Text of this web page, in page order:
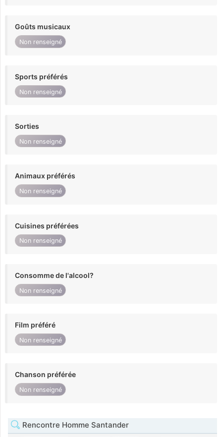
Goûts musicaux
Non renseigné
Sports préférés
Non renseigné
Sorties
Non renseigné
Animaux préférés
Non renseigné
Cuisines préférées
Non renseigné
Consomme de l'alcool?
Non renseigné
Film préféré
Non renseigné
Chanson préférée
Non renseigné
Rencontre Homme Santander